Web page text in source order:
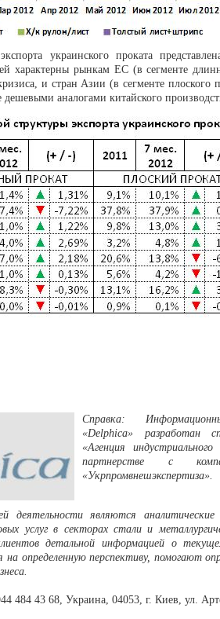
украинского проката
характерны рынкам ЕС (в сегменте
и стран Азии (в сегменте плоского
аналогами китайского
Справка:
«Delphica» разработан
«Агенция
партнерстве с
«Укрпромвнешэкспертиза».
деятельности являются аналитические
услуг в секторах стали и
детальной информацией о
определенную перспективу, помогают
484 43 68, Украина, 04053, г. Киев, ул.